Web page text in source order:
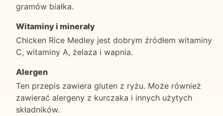
gramów białka.
Witaminy i minerały
Chicken Rice Medley jest dobrym źródłem witaminy
C, witaminy A, żelaza i wapnia.
Alergen
Ten przepis zawiera gluten z ryżu. Może również
zawierać alergeny z kurczaka i innych użytych
składników.